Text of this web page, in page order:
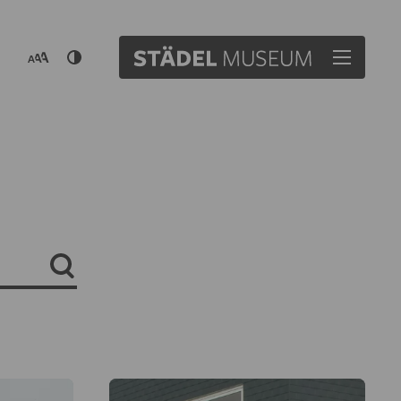
Suche